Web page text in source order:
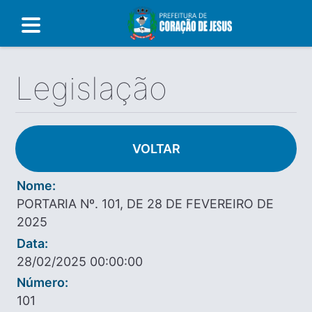
Legislação
VOLTAR
Nome:
PORTARIA Nº. 101, DE 28 DE FEVEREIRO DE
2025
Data:
28/02/2025 00:00:00
Número:
101